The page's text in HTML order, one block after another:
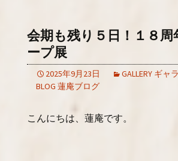
会期も残り５日！１８周
ープ展
2025年9月23日 GALLERY ギャ
BLOG 蓮庵ブログ
こんにちは、蓮庵です。